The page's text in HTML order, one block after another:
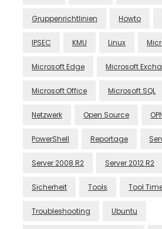
Gruppenrichtlinien Howto
IPSEC KMU Linux
Microsoft Edge Microsoft
Microsoft Office Microsoft SQL
Netzwerk Open Source
PowerShell Reportage
Server 2008 R2 Server 2012 R2
Sicherheit Tools Tool
Troubleshooting Ubuntu